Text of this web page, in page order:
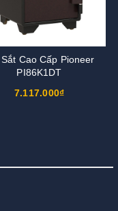
Cao Cấp Pioneer
PI86K1DT
7.117.000₫